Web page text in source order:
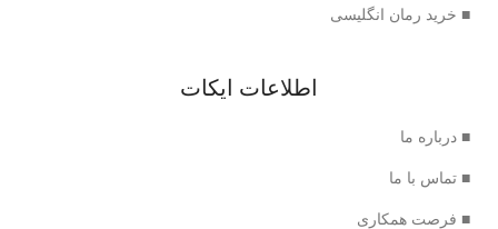
■ خرید رمان انگلیسی
اطلاعات ایکات
■ درباره ما
■ تماس با ما
■ فرصت همکاری